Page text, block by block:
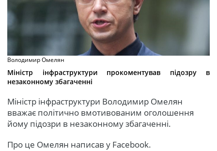
Володимир Омелян
Міністр інфраструктури прокоментував підозру в
незаконному збагаченні
Міністр інфраструктури Володимир Омелян
вважає політично вмотивованим оголошення
йому підозри в незаконному збагаченні.
Про це Омелян написав у Facebook.